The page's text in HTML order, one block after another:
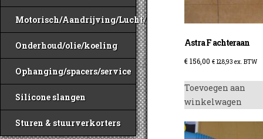
Motorisch/Aandrijving/Lucht/Benzine
Onderhoud/olie/koeling
Ophanging/spacers/service
Silicone slangen
Sturen & stuurverkorters
Astra F achteraan
€156,00 € 128,93 ex. BTW
Toevoegen aan
winkelwagen